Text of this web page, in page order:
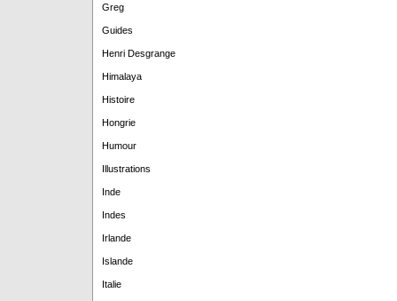
Greg
Guides
Henri Desgrange
Himalaya
Histoire
Hongrie
Humour
Illustrations
Inde
Indes
Irlande
Islande
Italie